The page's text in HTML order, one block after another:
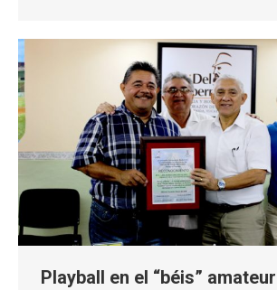
Playball en el “béis”